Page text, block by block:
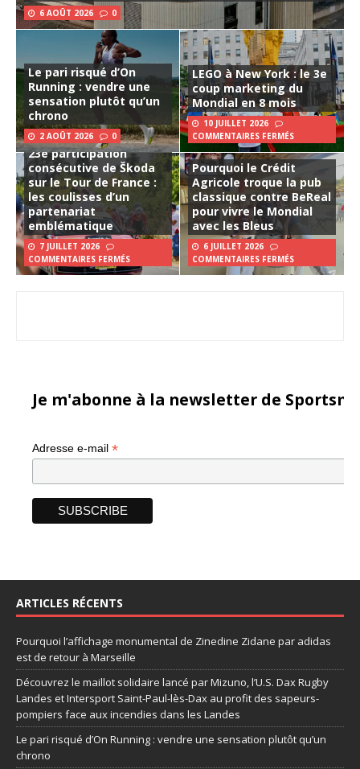
6 AOÛT 2026 0
Le pari risqué d’On
Running : vendre une
sensation plutôt qu’un
chrono
2 AOÛT 2026 0
LEGO à New York : le 3e
coup marketing du
Mondial en 8 mois
10 JUILLET 2026
COMMENTAIRES FERMÉS
23e participation
consécutive de Škoda
sur le Tour de France :
les coulisses d’un
partenariat
emblématique
7 JUILLET 2026
COMMENTAIRES FERMÉS
Pourquoi le Crédit
Agricole troque la pub
classique contre BeReal
pour vivre le Mondial
avec les Bleus
6 JUILLET 2026
COMMENTAIRES FERMÉS
Je m'abonne à la newsletter de
Adresse e-mail *
ARTICLES RÉCENTS
Pourquoi l’affichage monumental de Zinedine Zidane par adidas
est de retour à Marseille
Découvrez le maillot solidaire lancé par Mizuno, l’U.S. Dax Rugby
Landes et Intersport Saint-Paul-lès-Dax au profit des sapeurs-
pompiers face aux incendies dans les Landes
Le pari risqué d’On Running : vendre une sensation plutôt qu’un
chrono